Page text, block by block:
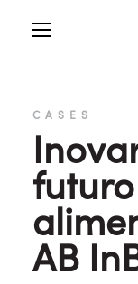
CASES
AB